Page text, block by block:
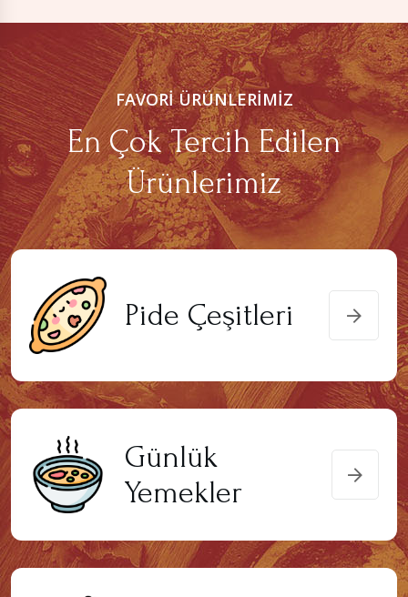
FAVORI ÜRÜNLERIMIZ
En Çok Tercih Edilen
Ürünlerimiz
Pide Çeşitleri
Günlük
Yemekler